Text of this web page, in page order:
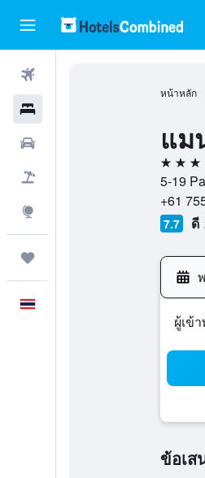
หน้าหลัก
แม
4 ดาว
5-19
+61
7.7 ดี
ผู้เข้
ข้อเส